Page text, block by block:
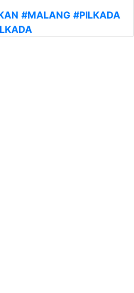
#MALANG #PILKADA